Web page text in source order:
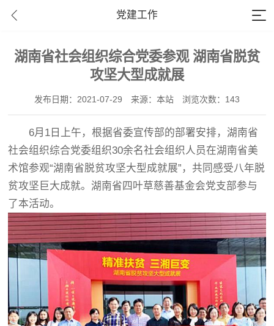
党建工作
湖南省社会组织综合党委参观 湖南省脱贫
攻坚大型成就展
发布日期：2021-07-29 来源：本站 浏览次数：143
6月1日上午，根据省委宣传部的部署安排，湖南省
社会组织综合党委组织30余名社会组织人员在湖南省美
术馆参观“湖南省脱贫攻坚大型成就展”，共同感受八年脱
贫攻坚巨大成就。湖南省四叶草慈善基金会党支部参与
了本活动。